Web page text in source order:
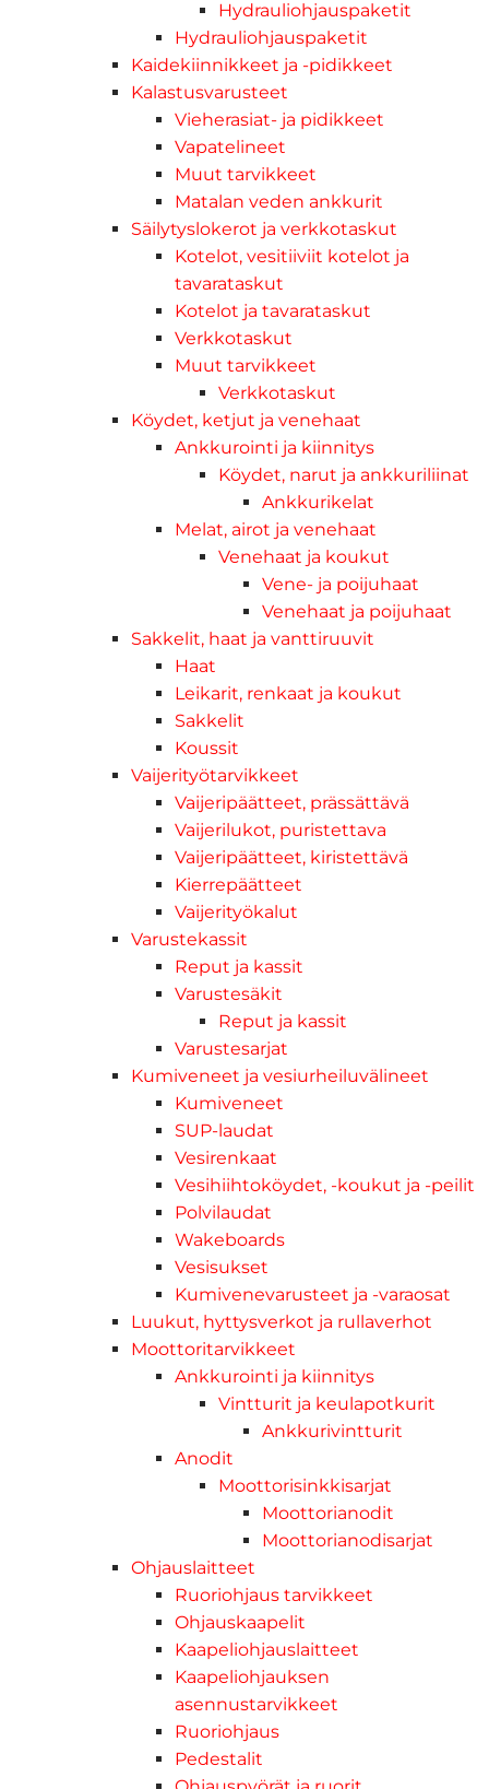
Hydrauliohjauspaketit
Hydrauliohjauspaketit
Kaidekiinnikkeet ja -pidikkeet
Kalastusvarusteet
Vieherasiat- ja pidikkeet
Vapatelineet
Muut tarvikkeet
Matalan veden ankkurit
Säilytyslokerot ja verkkotaskut
Kotelot, vesitiiviit kotelot ja
tavarataskut
Kotelot ja tavarataskut
Verkkotaskut
Muut tarvikkeet
Verkkotaskut
Köydet, ketjut ja venehaat
Ankkurointi ja kiinnitys
Köydet, narut ja ankkuriliinat
Ankkurikelat
Melat, airot ja venehaat
Venehaat ja koukut
Vene- ja poijuhaat
Venehaat ja poijuhaat
Sakkelit, haat ja vanttiruuvit
Haat
Leikarit, renkaat ja koukut
Sakkelit
Koussit
Vaijerityötarvikkeet
Vaijeripäätteet, prässättävä
Vaijerilukot, puristettava
Vaijeripäätteet, kiristettävä
Kierrepäätteet
Vaijerityökalut
Varustekassit
Reput ja kassit
Varustesäkit
Reput ja kassit
Varustesarjat
Kumiveneet ja vesiurheiluvälineet
Kumiveneet
SUP-laudat
Vesirenkaat
Vesihiihtoköydet, -koukut ja -peilit
Polvilaudat
Wakeboards
Vesisukset
Kumivenevarusteet ja -varaosat
Luukut, hyttysverkot ja rullaverhot
Moottoritarvikkeet
Ankkurointi ja kiinnitys
Vintturit ja keulapotkurit
Ankkurivintturit
Anodit
Moottorisinkkisarjat
Moottorianodit
Moottorianodisarjat
Ohjauslaitteet
Ruoriohjaus tarvikkeet
Ohjauskaapelit
Kaapeliohjauslaitteet
Kaapeliohjauksen
asennustarvikkeet
Ruoriohjaus
Pedestalit